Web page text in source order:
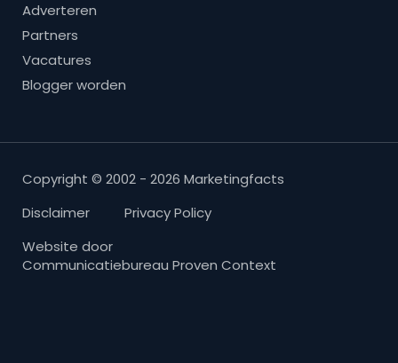
Adverteren
Partners
Vacatures
Blogger worden
Copyright © 2002 - 2026 Marketingfacts
Disclaimer
Privacy Policy
Website door
Communicatiebureau Proven Context